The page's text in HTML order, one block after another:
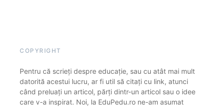
COPYRIGHT
Pentru că scrieți despre educație, sau cu atât mai mult
datorită acestui lucru, ar fi util să citați cu link, atunci
când preluați un articol, părți dintr-un articol sau o idee
care v-a inspirat. Noi, la EduPedu.ro ne-am asumat